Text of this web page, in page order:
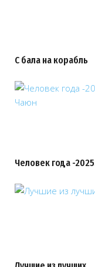
С бала на корабль
Человек года -